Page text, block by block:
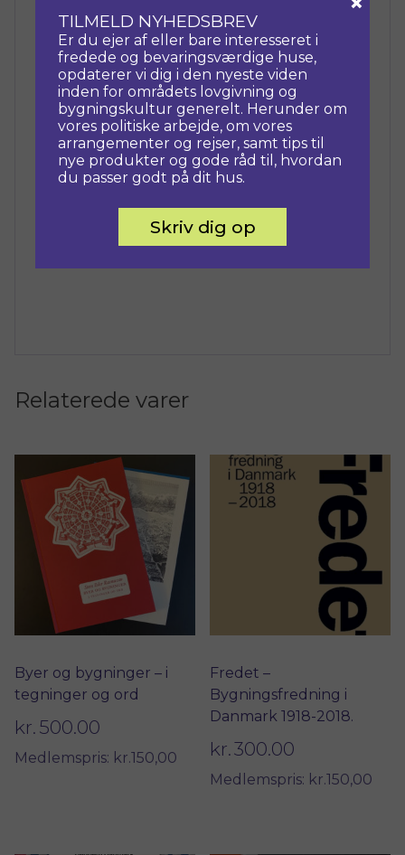
med 400 år gamle håndværksmetoder.
Arrangementet finder stedmandag den
31. august kl. 16.00–18.00på Det
Kongelige Akademi i København og
inkluderer oplæg, mulighed for spørgsmål
samt netværk med et glas vin og en let
snack.
Pris: 150 kr. Der er et begrænset antal
pladser (ca. 50 deltagere). Ikke-
Relaterede varer
Byer og bygninger – i
tegninger og ord
kr. 500.00
Medlemspris: kr.150,00
Fredet –
Bygningsfredning i
Danmark 1918-2018.
kr.300.00
Medlemspris: kr.150,00
TILMELD NYHEDSBREV
Er du ejer af eller bare interesseret i
fredede og bevaringsværdige huse,
opdaterer vi dig i den nyeste viden
inden for områdets lovgivning og
bygningskultur generelt. Herunder om
vores politiske arbejde, om vores
arrangementer og rejser, samt tips til
nye produkter og gode råd til, hvordan
du passer godt på dit hus.
Skriv dig op